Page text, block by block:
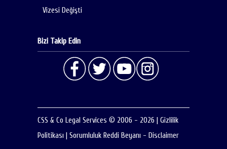
Vizesi Değişti
Bizi Takip Edin
CSS & Co Legal Services © 2006 - 2026
Gizlilik
Politikası
Sorumluluk Reddi Beyanı - Disclaimer